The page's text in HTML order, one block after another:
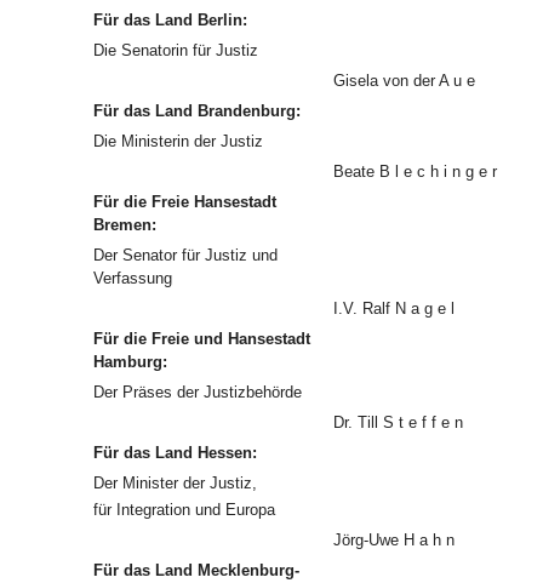
Für das Land Berlin:
Die Senatorin für Justiz
Gisela von der A u e
Für das Land Brandenburg:
Die Ministerin der Justiz
Beate B l e c h i n g e r
Für die Freie Hansestadt
Bremen:
Der Senator für Justiz und
Verfassung
I.V. Ralf N a g e l
Für die Freie und Hansestadt
Hamburg:
Der Präses der Justizbehörde
Dr. Till S t e f f e n
Für das Land Hessen:
Der Minister der Justiz,
für Integration und Europa
Jörg-Uwe H a h n
Für das Land Mecklenburg-